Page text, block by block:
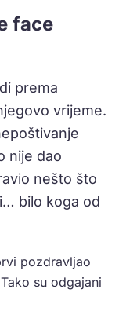
face
prema
vrijeme.
nije dao
nešto što
bilo koga od
pozdravljao
su odgajani